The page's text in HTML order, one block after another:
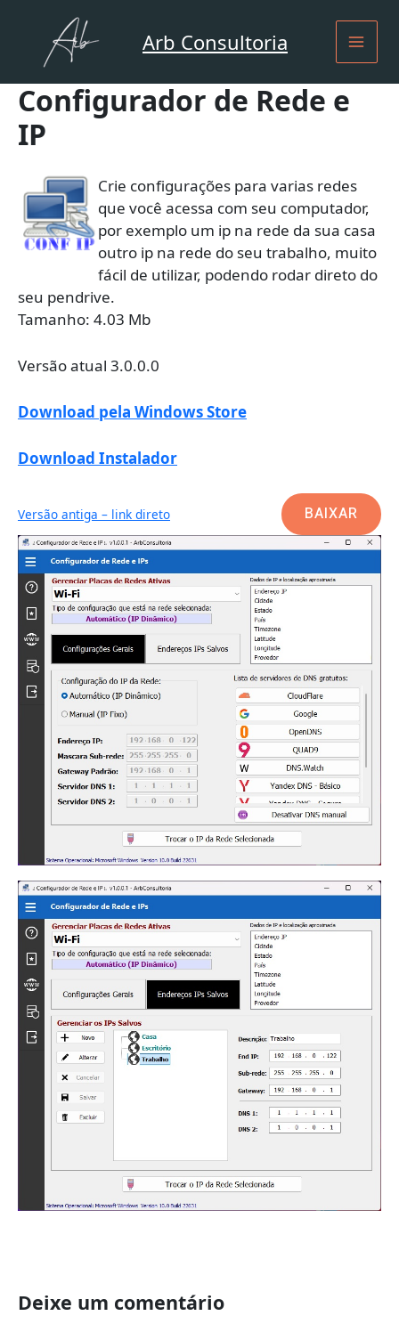
Arb Consultoria
Configurador de Rede e
IP
Crie configurações para varias redes
que você acessa com seu computador,
por exemplo um ip na rede da sua casa
outro ip na rede do seu trabalho, muito
fácil de utilizar, podendo rodar direto do
seu pendrive.
Tamanho: 4.03 Mb
Versão atual 3.0.0.0
Download pela Windows Store
Download Instalador
Versão antiga – link direto BAIXAR
Deixe um comentário